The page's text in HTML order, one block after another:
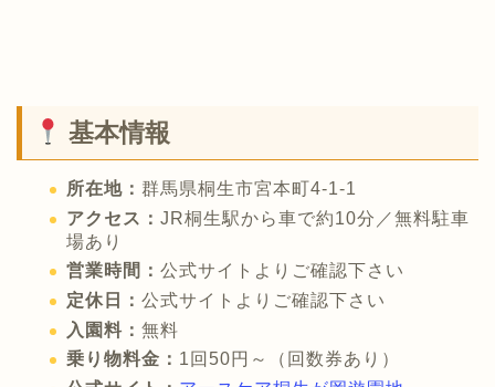
基本情報
所在地： 群馬県桐生市宮本町4-1-1
アクセス： JR桐生駅から車で約10分／無料駐車
場あり
営業時間： 公式サイトよりご確認下さい
定休日： 公式サイトよりご確認下さい
入園料： 無料
乗り物料金： 1回50円～（回数券あり）